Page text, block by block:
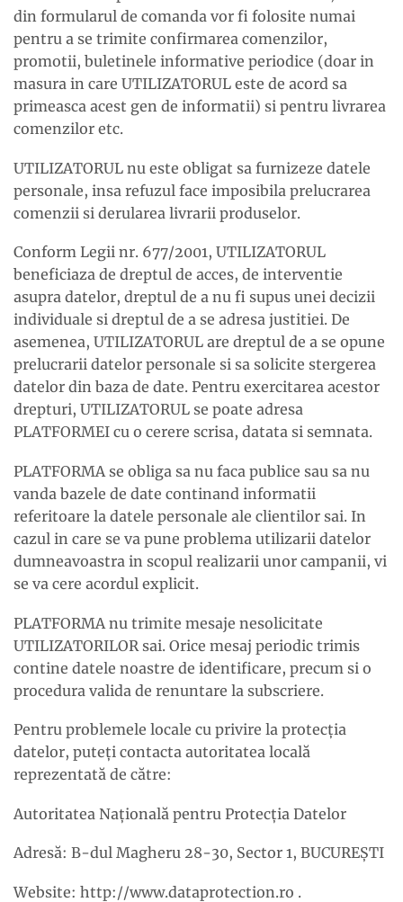
din formularul de comanda vor fi folosite numai
pentru a se trimite confirmarea comenzilor,
promotii, buletinele informative periodice (doar in
masura in care UTILIZATORUL este de acord sa
primeasca acest gen de informatii) si pentru livrarea
comenzilor etc.
UTILIZATORUL nu este obligat sa furnizeze datele
personale, insa refuzul face imposibila prelucrarea
comenzii si derularea livrarii produselor.
Conform Legii nr. 677/2001, UTILIZATORUL
beneficiaza de dreptul de acces, de interventie
asupra datelor, dreptul de a nu fi supus unei decizii
individuale si dreptul de a se adresa justitiei. De
asemenea, UTILIZATORUL are dreptul de a se opune
prelucrarii datelor personale si sa solicite stergerea
datelor din baza de date. Pentru exercitarea acestor
drepturi, UTILIZATORUL se poate adresa
PLATFORMEI cu o cerere scrisa, datata si semnata.
PLATFORMA se obliga sa nu faca publice sau sa nu
vanda bazele de date continand informatii
referitoare la datele personale ale clientilor sai. In
cazul in care se va pune problema utilizarii datelor
dumneavoastra in scopul realizarii unor campanii, vi
se va cere acordul explicit.
PLATFORMA nu trimite mesaje nesolicitate
UTILIZATORILOR sai. Orice mesaj periodic trimis
contine datele noastre de identificare, precum si o
procedura valida de renuntare la subscriere.
Pentru problemele locale cu privire la protecția
datelor, puteți contacta autoritatea locală
reprezentată de către:
Autoritatea Națională pentru Protecția Datelor
Adresă: B-dul Magheru 28-30, Sector 1, BUCUREŞTI
Website: http://www.dataprotection.ro .